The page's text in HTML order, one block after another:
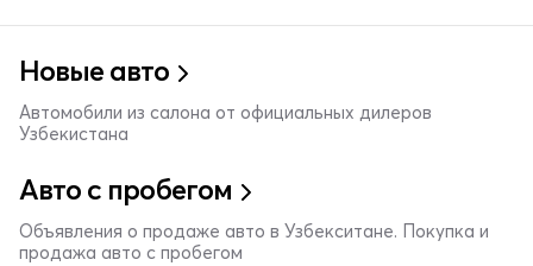
Новые авто
Автомобили из салона от официальных дилеров
Узбекистана
Авто с пробегом
Объявления о продаже авто в Узбекситане. Покупка и
продажа авто с пробегом